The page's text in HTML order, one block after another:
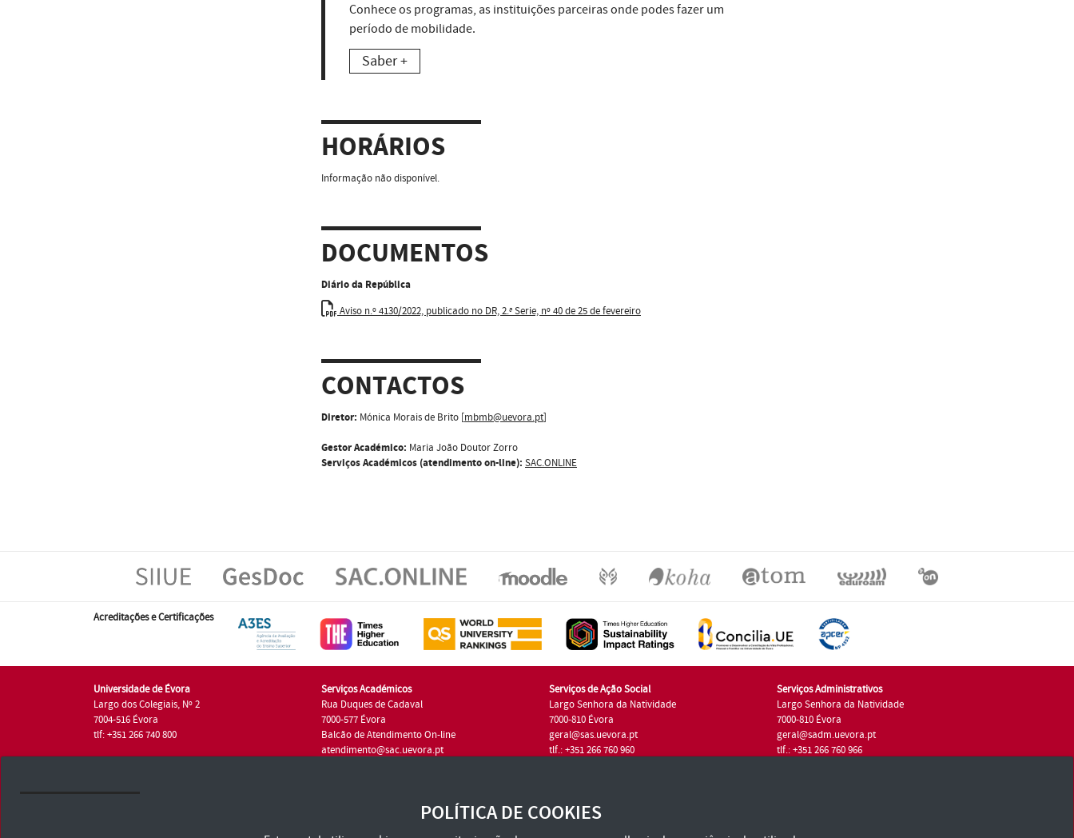
Conhece os programas, as instituições parceiras onde podes fazer um
período de mobilidade.
Saber +
HORÁRIOS
Informação não disponível.
DOCUMENTOS
Diário da República
Aviso n.º 4130/2022, publicado no DR, 2.ª Serie, nº 40 de 25 de fevereiro
CONTACTOS
Diretor: Mónica Morais de Brito [mbmb@uevora.pt]
Gestor Académico: Maria João Doutor Zorro
Serviços Académicos (atendimento on-line): SAC.ONLINE
Acreditações e Certificações
Universidade de Évora
Largo dos Colegiais, Nº 2
7004-516 Évora
tlf: +351 266 740 800
Serviços Académicos
Rua Duques de Cadaval
7000-577 Évora
Balcão de Atendimento On-line
atendimento@sac.uevora.pt
Serviços de Ação Social
Largo Senhora da Natividade
7000-810 Évora
geral@sas.uevora.pt
tlf.: +351 266 760 960
Serviços Administrativos
Largo Senhora da Natividade
7000-810 Évora
geral@sadm.uevora.pt
tlf.: +351 266 760 966
POLÍTICA DE COOKIES